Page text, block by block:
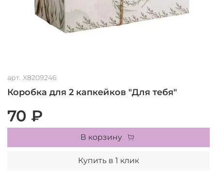
арт. X8209246
Коробка для 2 капкейков "Для тебя"
70 ₽
В корзину
Купить в 1 клик